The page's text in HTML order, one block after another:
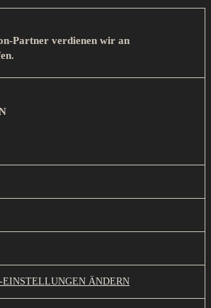
Partner verdienen wir an
EINSTELLUNGEN ÄNDERN